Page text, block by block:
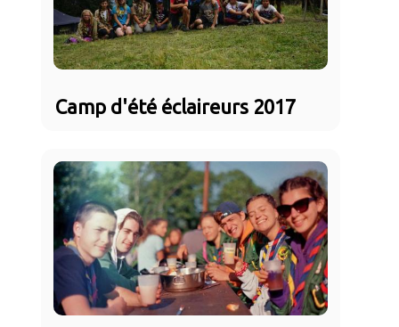
Camp d'été éclaireurs 2017